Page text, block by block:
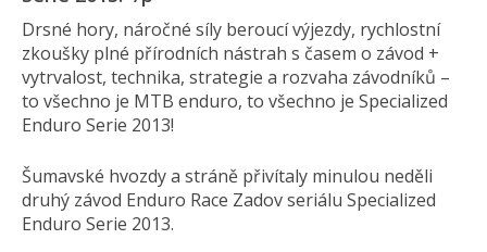
Drsné hory, náročné síly beroucí výjezdy, rychlostní
zkoušky plné přírodních nástrah s časem o závod +
vytrvalost, technika, strategie a rozvaha závodníků –
to všechno je MTB enduro, to všechno je Specialized
Enduro Serie 2013!
Šumavské hvozdy a stráně přivítaly minulou neděli
druhý závod Enduro Race Zadov seriálu Specialized
Enduro Serie 2013.